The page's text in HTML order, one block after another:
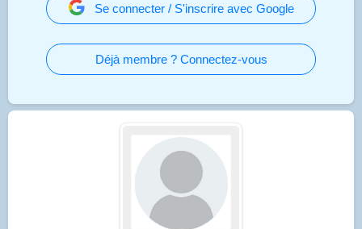
Se connecter / S'inscrire avec Google
Déjà membre ? Connectez-vous